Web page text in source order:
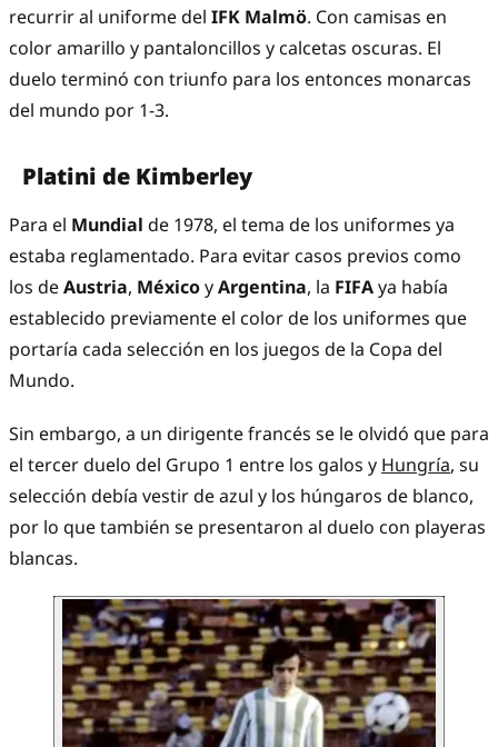
recurrir al uniforme del IFK Malmö. Con camisas en
color amarillo y pantaloncillos y calcetas oscuras. El
duelo terminó con triunfo para los entonces monarcas
del mundo por 1-3.
Platini de Kimberley
Para el Mundial de 1978, el tema de los uniformes ya
estaba reglamentado. Para evitar casos previos como
los deAustria, MéxicoyArgentina, la FIFAya había
establecido previamente el color de los uniformes que
portaría cada selección en los juegos de la Copa del
Mundo.
Sin embargo, a un dirigente francés se le olvidó que para
el tercer duelo del Grupo 1 entre los galos y Hungría, su
selección debía vestir de azul y los húngaros de blanco,
por lo que también se presentaron al duelo con playeras
blancas.